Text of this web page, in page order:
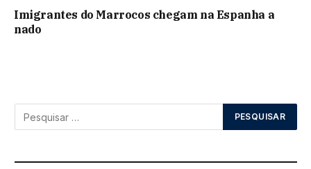
Imigrantes do Marrocos chegam na Espanha a
nado